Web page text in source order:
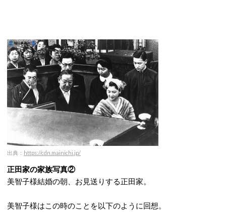
出典： https://cdn.mainichi.jp/
正田家の家族写真②
美智子様結婚の朝、お見送りする正田家。
美智子様はこの時のことを以下のように回想。